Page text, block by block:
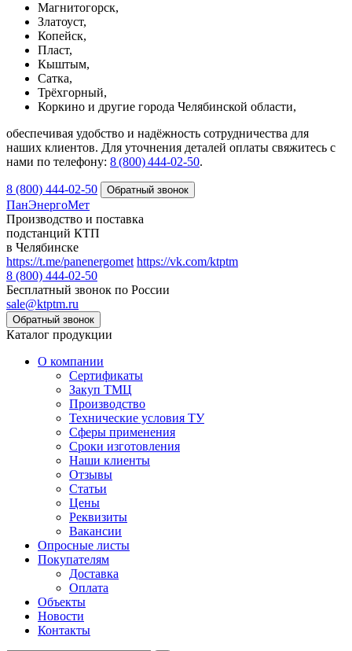
Магнитогорск,
Златоуст,
Копейск,
Пласт,
Кыштым,
Сатка,
Трёхгорный,
Коркино и другие города Челябинской области,
обеспечивая удобство и надёжность сотрудничества для
наших клиентов. Для уточнения деталей оплаты свяжитесь с
нами по телефону: 8 (800) 444‑02‑50.
8 (800) 444-02-50
ПанЭнергоМет
Производство и поставка
подстанций КТП
в Челябинске
https://t.me/panenergomet https://vk.com/ktptm
8 (800) 444-02-50
Бесплатный звонок по России
sale@ktptm.ru
Каталог продукции
О компании
Сертификаты
Закуп ТМЦ
Производство
Технические условия ТУ
Сферы применения
Сроки изготовления
Наши клиенты
Отзывы
Статьи
Цены
Реквизиты
Вакансии
Опросные листы
Покупателям
Доставка
Оплата
Объекты
Новости
Контакты